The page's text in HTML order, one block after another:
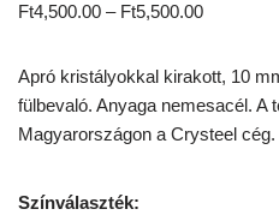
ből,
Ft4,500.00 – Ft5,500.00
Apró kristályokkal kirakott, 10
fülbevaló. Anyaga nemesacél. A
Magyarországon a Crysteel cég.
Színválaszték: